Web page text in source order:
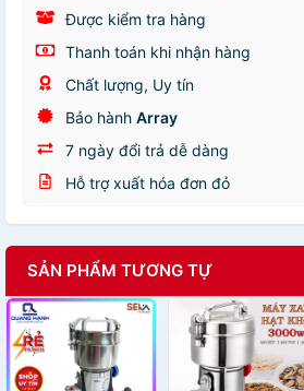
Được kiểm tra hàng
Thanh toán khi nhận hàng
Chất lượng, Uy tín
Bảo hành Array
7 ngày đổi trả dễ dàng
Hỗ trợ xuất hóa đơn đỏ
SẢN PHẨM TƯƠNG TỰ